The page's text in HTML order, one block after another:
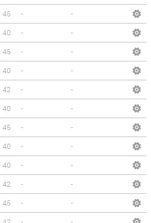
45 -
-
40 -
-
45 -
-
40 -
-
42 -
-
40 -
-
45 -
-
40 -
-
40 -
-
42 -
-
45 -
-